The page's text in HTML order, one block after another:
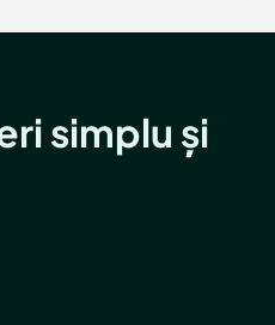
simplu și